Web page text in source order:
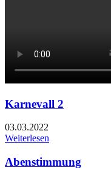
Karnevall 2
03.03.2022
Weiterlesen
Abenstimmung